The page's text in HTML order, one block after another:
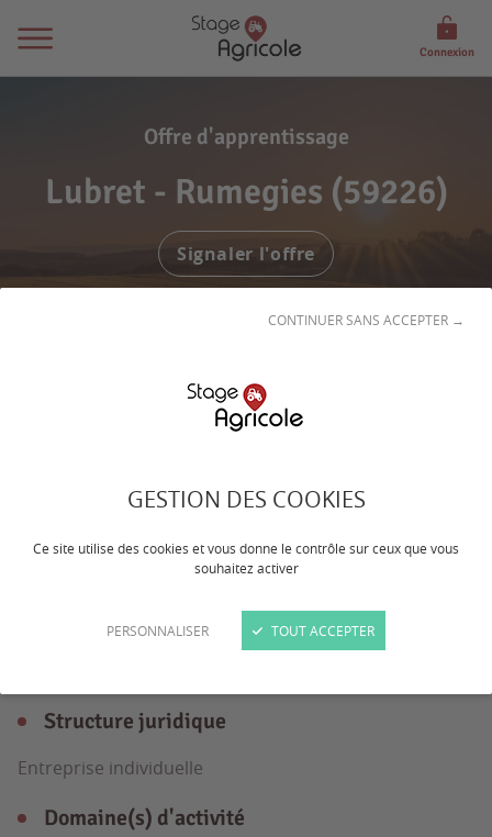
GESTION DES COOKIES
Ce site utilise des cookies et vous donne le contrôle sur ceux que vous
souhaitez activer
PERSONNALISER
CONTINUER SANS ACCEPTER →
TOUT ACCEPTER
Connexion
Offre d'apprentissage
Lubret - Rumegies (59226)
Signaler l'offre
atelier engraissement
L'entrepriseen détail
Structure juridique
Entreprise individuelle
Domaine(s) d'activité